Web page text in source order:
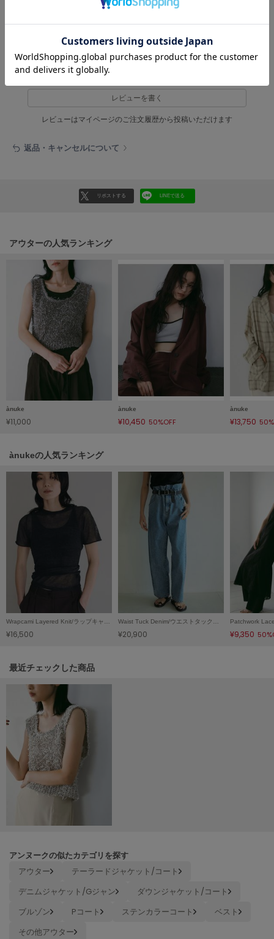
ジェラート ピケ
GELATO PIQUE CAT&DOG
gelato pique Sleep
Henon.
HUNTER
ハンター
HOKA ONEONE
ホカ オネオネ
キーン
LAATO
le
le coq sportif
ルコックスポルティフ
LeSportsac
レスポートサック
LILY BROWN
リリーブラウン
LILY BROWN Lingerie
リリーブラウンランジェリー
LITTLE UNION TOKYO
made of Organics
メイドオブオーガニクス
MICHU COQUETTE
ミチュ コケット
MIESROHE
ミースロエ
miies miim
モワージュ
ミュシャ
レビュー投稿で全員に30ポイントプレゼント！
レビューを書く
レビューはマイページのご注文履歴から投稿いただけます
返品・キャンセルについて
リポストする LINEで送る
アウターの人気ランキング
ànuke
¥11,000
ànuke
¥10,450 50%OFF
ànuke
¥13,750
ànukeの人気ランキング
Wrapcami Layered Knit/ラップキャミレイヤードニット
¥16,500
Waist Tuck Denim/ウエストタックデニム
¥20,900 ¥9,350
関連記事
最近チェックした商品
アンヌークの似たカテゴリを探す
アウター
テーラードジャケット/コート
デニムジャケット/Gジャン
ダウンジャケット/コート
ブルゾン
Pコート ステンカラーコート
ベスト
その他アウター